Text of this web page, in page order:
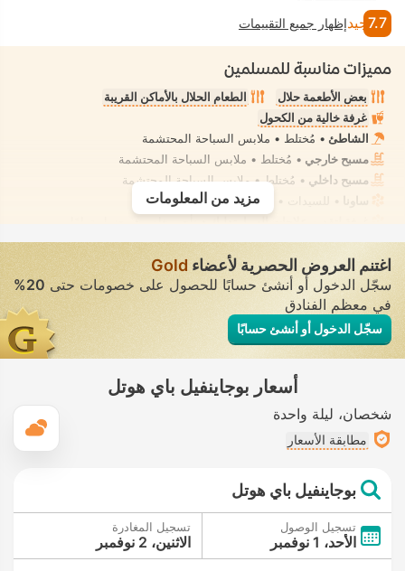
7.7 جيدإظهار جميع التقييمات
مميزات مناسبة للمسلمين
بعض الأطعمة حلال
الطعام الحلال بالأماكن القريبة
غرفة خالية من الكحول
الشاطئ • مُختلط • ملابس السباحة المحتشمة
مسبح خارجي • مُختلط • ملابس السباحة المحتشمة
مسبح داخلي • مُختلط • ملابس السباحة المحتشمة
• للسيدات • معزول تمامًا
غرفة لتقديم علاجات السبا، تدليك• تأجير خاص • معزول تمامًا
مزيد من المعلومات
اغتنم العروض الحصرية لأعضاء Gold
سجّل الدخول أو أنشئ حسابًا للحصول على خصومات حتى20%
في معظم الفنادق
سجّل الدخول أو أنشئ حسابًا
أسعار بوجاينفيل باي هوتل
شخصان ليلة واحدة
مطابقة الأسعار
بوجاينفيل باي هوتل
تسجيل الوصول
الأحد، 1 نوفمبر
تسجيل المغادرة
الاثنين، 2 نوفمبر